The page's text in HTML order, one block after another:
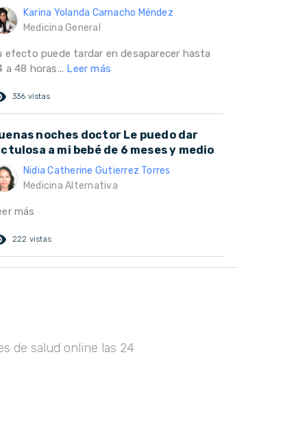
Karina Yolanda Camacho Méndez
Medicina General
efecto puede tardar en desaparecer hasta
a 48 horas... Leer más
336 vistas
noches doctor Le puedo dar
a mi bebé de 6 meses y medio
Nidia Catherine Gutierrez Torres
Medicina Alternativa
más
222 vistas
de salud online las 24